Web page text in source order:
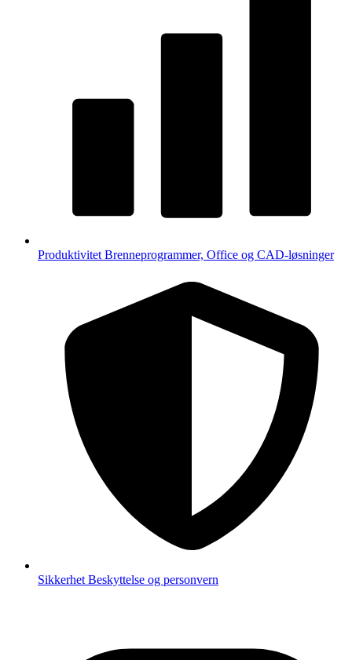
Produktivitet Brenneprogrammer, Office og CAD-løsninger
Sikkerhet Beskyttelse og personvern